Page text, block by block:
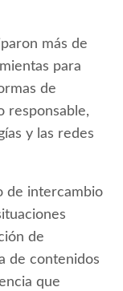
más de
para
de
responsable,
y las redes
de intercambio
de
de contenidos
que